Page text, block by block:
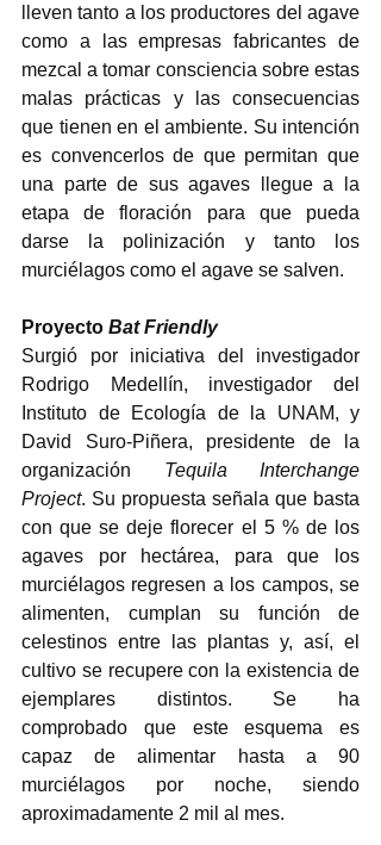
lleven tanto a los productores del agave
como a las empresas fabricantes de
mezcal a tomar consciencia sobre estas
malas prácticas y las consecuencias
que tienen en el ambiente. Su intención
es convencerlos de que permitan que
una parte de sus agaves llegue a la
etapa de floración para que pueda
darse la polinización y tanto los
murciélagos como el agave se salven.
Proyecto Bat Friendly
Surgió por iniciativa del investigador
Rodrigo Medellín, investigador del
Instituto de Ecología de la UNAM, y
David Suro-Piñera, presidente de la
organización Tequila Interchange
Project. Su propuesta señala que basta
con que se deje florecer el 5 % de los
agaves por hectárea, para que los
murciélagos regresen a los campos, se
alimenten, cumplan su función de
celestinos entre las plantas y, así, el
cultivo se recupere con la existencia de
ejemplares distintos. Se ha
comprobado que este esquema es
capaz de alimentar hasta a 90
murciélagos por noche, siendo
aproximadamente 2 mil al mes.